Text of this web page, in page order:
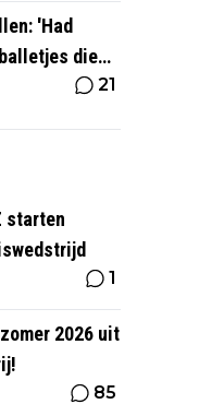
'Had
die
21
starten
1
2026 uit
85